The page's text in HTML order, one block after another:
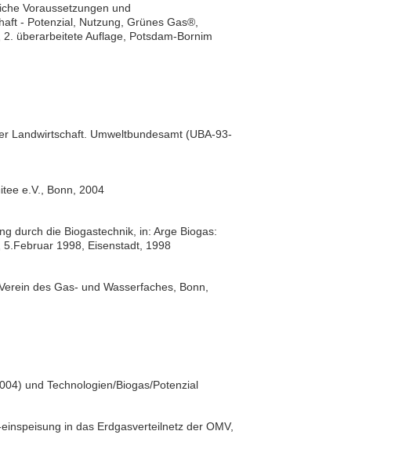
Voraussetzungen und
- Potenzial, Nutzung, Grünes Gas®,
überarbeitete Auflage, Potsdam-Bornim
Landwirtschaft. Umweltbundesamt (UBA-93-
e.V., Bonn, 2004
durch die Biogastechnik, in: Arge Biogas:
1998, Eisenstadt, 1998
des Gas- und Wasserfaches, Bonn,
und Technologien/Biogas/Potenzial
in das Erdgasverteilnetz der OMV,